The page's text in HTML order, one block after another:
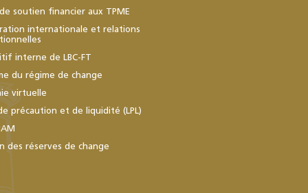
soutien financier aux TPME
internationale et relations
interne de LBC-FT
du régime de change
virtuelle
précaution et de liquidité (LPL)
des réserves de change